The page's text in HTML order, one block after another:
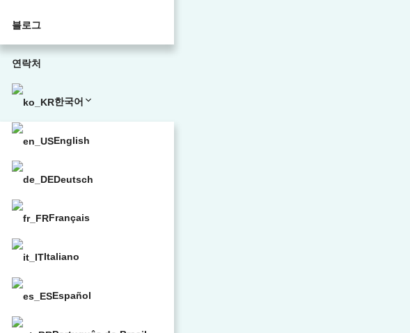
블로그
연락처
한국어
English
Deutsch
Français
Italiano
Español